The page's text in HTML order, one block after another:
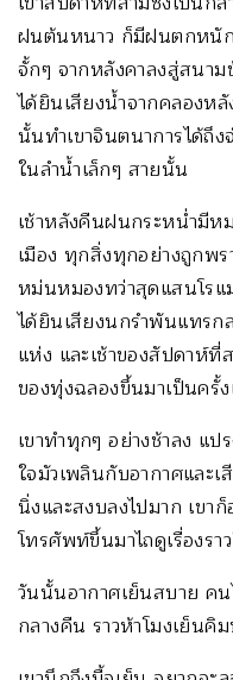
ฝนต้นหนาว ก็มีฝนตกหนั
จั้กๆ จากหลังคาลงสู่สนา
ได้ยินเสียงน้ำจากคลองห
นั้นทำเขาจินตนาการได้ถึ
ในลำน้ำเล็กๆ สายนั้น
เช้าหลังคืนฝนกระหน่ำมีห
เมือง ทุกสิ่งทุกอย่างถูกพ
หม่นหมองทว่าสุดแสนโร
ได้ยินเสียงนกรำพันแทร
แห่ง และเช้าของสัปดาห์ที่
ของทุ่งฉลองขึ้นมาเป็นครั้
เขาทำทุกๆ อย่างช้าลง แป
ใจมัวเพลินกับอากาศและเ
นิ่งและสงบลงไปมาก เขา
โทรศัพท์ขึ้นมาไถดูเรื่องรา
วันนั้นอากาศเย็นสบาย คน
กลางคืน ราวห้าโมงเย็น